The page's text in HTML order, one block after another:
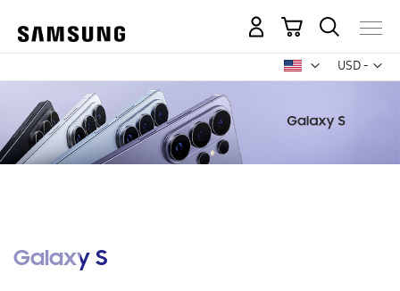
USD -
dólar
Mi carrito
Galaxy S